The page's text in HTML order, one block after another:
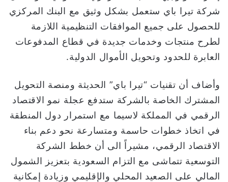
شركة تيرا باي ستعمل بشكل وثيق مع البنك المركزي
للحصول على جميع الموافقات التنظيمية اللازمة
لطرح منتجات وخدمات جديدة في قطاع المدفوعات
العابرة للحدود وتحويل الأموال الدولية.
وأضاف أن تقنيات “تيرا باي” الحديثة ومنصة التحويل
المشترك الخاصة بالشركة ستدفع عجلة نمو الاقتصاد
الرقمي في المملكة لاسيما مع استمرار دول المنطقة
في اتخاذ خطوات حاسمة ومتسارعة نحو دعم بناء
الاقتصاد الرقمي، مشيراً الى أن خطط الشركة
التوسعية تتماشى مع التزام السعودية بتعزيز الشمول
المالي على الصعيد المحلي والإقليمي وزيادة إمكانية